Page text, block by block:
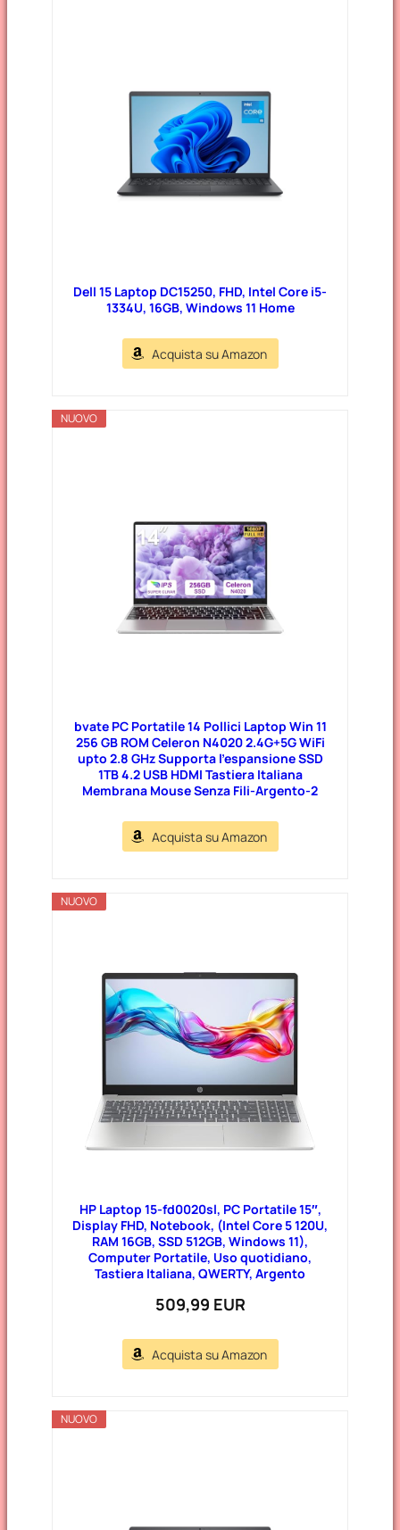
Dell 15 Laptop DC15250, FHD, Intel Core i5-
1334U, 16GB, Windows 11 Home
Acquista su Amazon
NUOVO
bvate PC Portatile 14 Pollici Laptop Win 11
256 GB ROM Celeron N4020 2.4G+5G WiFi
upto 2.8 GHz Supporta l’espansione SSD
1TB 4.2 USB HDMI Tastiera Italiana
Membrana Mouse Senza Fili-Argento-2
Acquista su Amazon
NUOVO
HP Laptop 15-fd0020sl, PC Portatile 15″,
Display FHD, Notebook, (Intel Core 5 120U,
RAM 16GB, SSD 512GB, Windows 11),
Computer Portatile, Uso quotidiano,
Tastiera Italiana, QWERTY, Argento
509,99 EUR
Acquista su Amazon
NUOVO